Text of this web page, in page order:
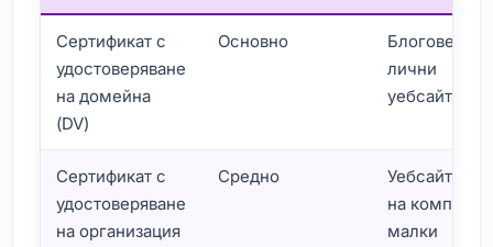
Сертификат с
удостоверяване
на домейна
(DV)
Основно
Блогове,
лични
уебсайтове
Сертификат с
удостоверяване
на организация
Средно
Уебсайтове
на
малки